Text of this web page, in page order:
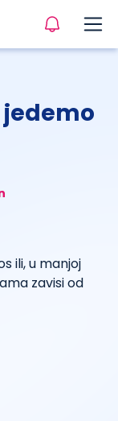
jedemo
ili, u manjoj
zavisi od